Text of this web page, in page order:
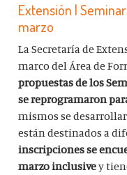
Extensión |
marzo
La Secretaría de
marco del Área de
propuestas de los
se reprogramaron
mismos se
estándestinados a
inscripciones se
marzo inclusivey